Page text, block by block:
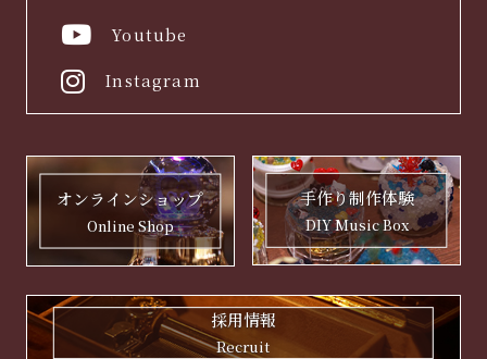
情報を適正に取り扱うため、社内
規定及び社内管理体制の整備、従
業員の教育、並びに、個人情報へ
失、破壊、改ざん及び漏洩等防止
に関する適切な措置を行い、ま
た、その見直しを継続して図るこ
とにより、個人情報の保護に努め
てまいります。
Youtube
Instagram
オンラインショップ
Online Shop
手作り制作体験
DIY Music Box
採用情報
Recruit